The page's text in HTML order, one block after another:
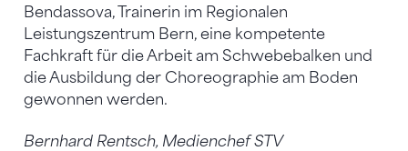
Bendassova, Trainerin im Regionalen
Leistungszentrum Bern, eine kompetente
Fachkraft für die Arbeit am Schwebebalken und
die Ausbildung der Choreographie am Boden
gewonnen werden.
Bernhard Rentsch, Medienchef STV